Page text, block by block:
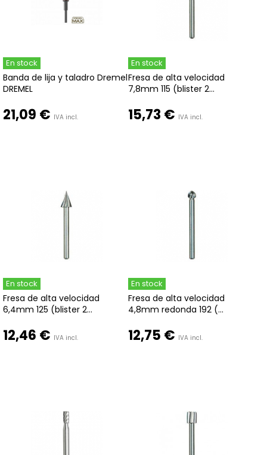
En stock
Banda de lija y taladro Dremel
DREMEL
21,09 € IVA incl.
En stock
Fresa de alta velocidad
7,8mm 115 (blister 2...
15,73 € IVA incl.
En stock
Fresa de alta velocidad
6,4mm 125 (blister 2...
12,46 € IVA incl.
En stock
Fresa de alta velocidad
4,8mm redonda 192 (...
12,75 € IVA incl.